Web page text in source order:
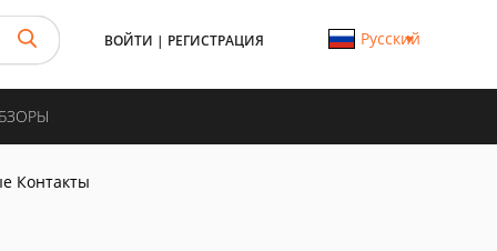
ВОЙТИ | РЕГИСТРАЦИЯ Русский
Контакты